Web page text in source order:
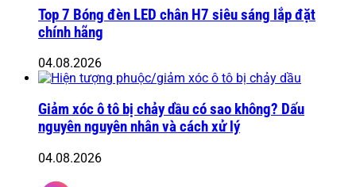
Top 7 Bóng đèn LED chân H7 siêu sáng lắp đặt
chính hãng
04.08.2026
Giảm xóc ô tô bị chảy dầu có sao không? Dấu
nguyên nguyên nhân và cách xử lý
04.08.2026